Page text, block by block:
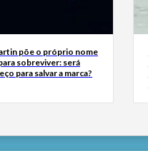
põe o próprio nome
sobreviver: será
para salvar a marca?